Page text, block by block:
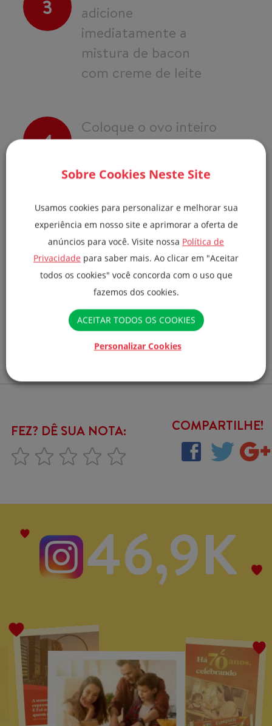
3
adicione
imediatamente a
mistura de bacon
com creme de leite
4
Coloque o ovo inteiro
na mistura e apague o
fogo
5
Envolva tudo com a
ajuda de dois garfos:
o ovo deve cozinhar
no calor do molho e
da massa
FEZ? DÊ SUA NOTA: COMPARTILHE!
46,9K
Sobre Cookies Neste Site
Usamos cookies para personalizar e melhorar sua
experiência em nosso site e aprimorar a oferta de
anúncios para você. Visite nossa Política de
Privacidade para saber mais. Ao clicar em "Aceitar
todos os cookies" você concorda com o uso que
fazemos dos cookies.
ACEITAR TODOS OS COOKIES
Personalizar Cookies